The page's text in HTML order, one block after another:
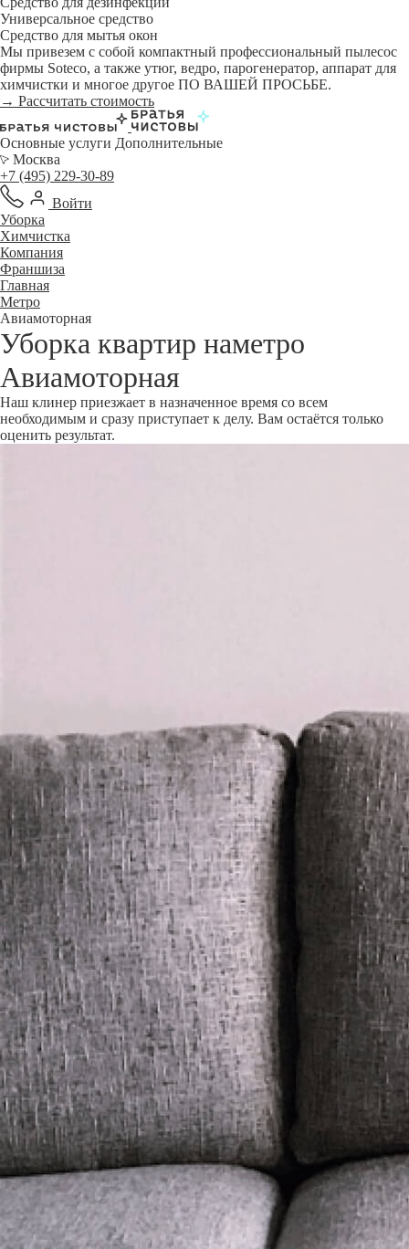
Универсальное средство
Средство для мытья окон
Мы привезем с собой компактный профессиональный пылесос
фирмы Soteco, а также утюг, ведро, парогенератор, аппарат для
химчистки и многое другое ПО ВАШЕЙ ПРОСЬБЕ.
→ Рассчитать стоимость
Основные услуги Дополнительные
Москва
+7 (495) 229-30-89
Войти
Уборка
Химчистка
Компания
Франшиза
Главная
Метро
Авиамоторная
Уборка квартир наметро
Авиамоторная
Наш клинер приезжает в назначенное время со всем
необходимым и сразу приступает к делу. Вам остаётся только
оценить результат.